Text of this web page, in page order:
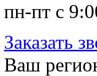
пн-пт с
Заказать
Ваш